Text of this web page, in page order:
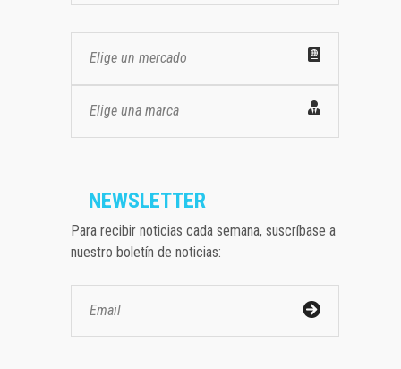
Elige un mercado
Elige una marca
NEWSLETTER
Para recibir noticias cada semana, suscríbase a
nuestro boletín de noticias: